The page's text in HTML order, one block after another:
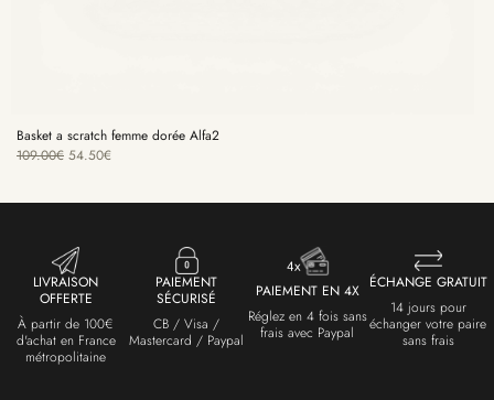
Basket a scratch femme dorée Alfa2
109.00€ 54.50€
LIVRAISON
OFFERTE
À partir de 100€
d'achat en France
métropolitaine
PAIEMENT
SÉCURISÉ
CB / Visa /
Mastercard / Paypal
PAIEMENT EN 4X
Réglez en 4 fois sans
frais avec Paypal
ÉCHANGE GRATUIT
14 jours pour
échanger votre paire
sans frais